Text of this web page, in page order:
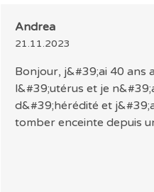
Andrea
21.11.2023
Bonjour, j&#39;ai 40 ans
l&#39;utérus et je
d&#39;hérédité et
tomber enceinte depuis